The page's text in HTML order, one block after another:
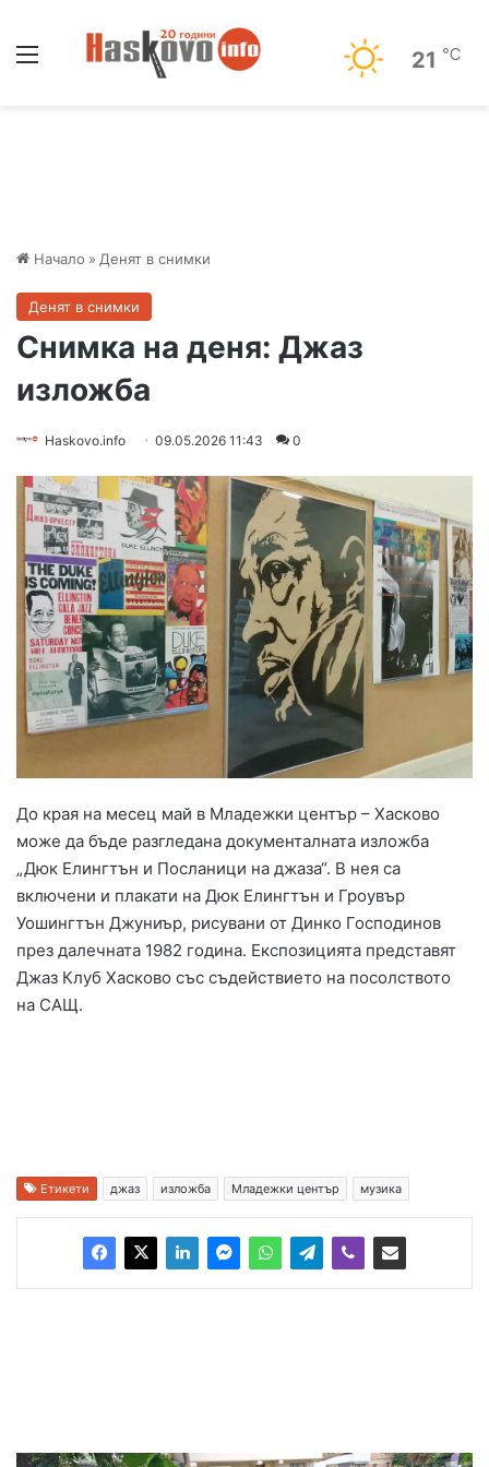
21 ℃
Начало » Денят в снимки
Денят в снимки
Снимка на деня: Джаз
изложба
Haskovo.info 09.05.2026 11:43 0
До края на месец май в Младежки център – Хасково
може да бъде разгледана документалната изложба
„Дюк Елингтън и Посланици на джаза“. В нея са
включени и плакати на Дюк Елингтън и Гроувър
Уошингтън Джуниър, рисувани от Динко Господинов
през далечната 1982 година. Експозицията представят
Джаз Клуб Хасково със съдействието на посолството
на САЩ.
Етикети джаз изложба Младежки център музика